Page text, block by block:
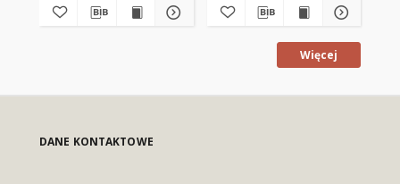
Więcej
DANE KONTAKTOWE